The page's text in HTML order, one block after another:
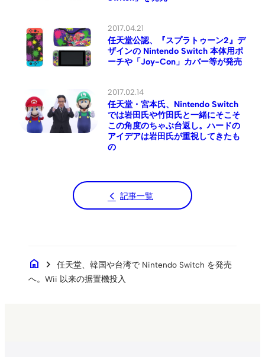
2017.04.21
任天堂公認、『スプラトゥーン2』デ
ザインの Nintendo Switch 本体用ポ
ーチや「Joy-Con」カバー等が発売
2017.02.14
任天堂・宮本氏、Nintendo Switch
では岩田氏や竹田氏と一緒にそこそ
この角度のちゃぶ台返し。ハードの
アイデアは岩田氏が重視してきたも
の
記事一覧
home chevron_right
任天堂、韓国や台湾で Nintendo Switch を発売
へ。Wii 以来の据置機投入